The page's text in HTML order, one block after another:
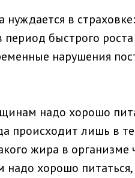
нуждается в
быстрого
нарушения
надо хорошо
происходит лишь в
жира в организме
хорошо